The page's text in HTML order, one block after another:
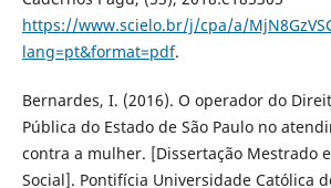
https://www.scielo.br/j/cpa/a/
lang=pt&format=pdf.
Bernardes, I. (2016). O operador do
Pública do Estado de São Paulo no
contra a mulher. [Dissertação Mestrado
Social]. Pontifícia Universidade Católica